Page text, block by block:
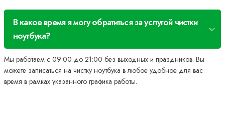
В какое время я могу обратиться за услугой чистки
ноутбука?
Мы работаем с 09:00 до 21:00 без выходных и праздников. Вы
можете записаться на чистку ноутбука в любое удобное для вас
время в рамках указанного графика работы.